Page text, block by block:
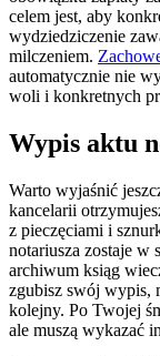
celem jest, aby
wydziedziczenie
milczeniem.
automatycznie nie
woli i konkretnych
Wypis aktu
Warto wyjaśnić
kancelarii
z pieczęciami i
notariusza zostaje w
archiwum ksiąg
zgubisz swój wypis,
kolejny. Po Twojej
ale muszą wykazać